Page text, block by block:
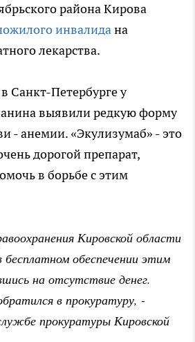
района Кирова
инвалидана
лекарства.
Санкт-Петербурге у
выявили редкую форму
- анемии. «Экулизумаб» - это
дорогой препарат,
в борьбе с этим
Кировской области
бесплатном обеспечении этим
на отсутствие денег.
в прокуратуру, -
прокуратуры Кировской